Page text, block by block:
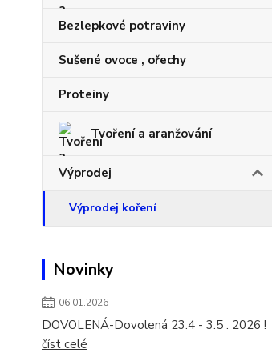
Bezlepkové potraviny
Sušené ovoce , ořechy
Proteiny
Tvoření a aranžování
Výprodej
Výprodej koření
Novinky
06.01.2026
DOVOLENÁ-Dovolená 23.4 - 3.5 . 2026 !
číst celé